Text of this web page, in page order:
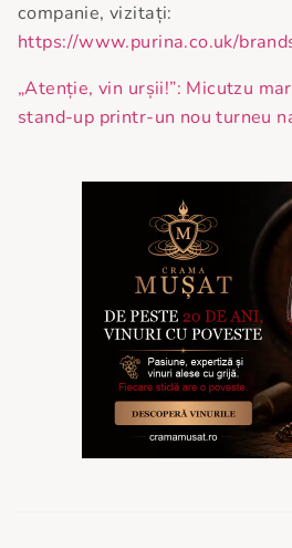
companie, vizitați:
https://www.purina.co.uk/
„Atenție, vin urșii!”: Micutzu
stand-up printr-un nou turneu